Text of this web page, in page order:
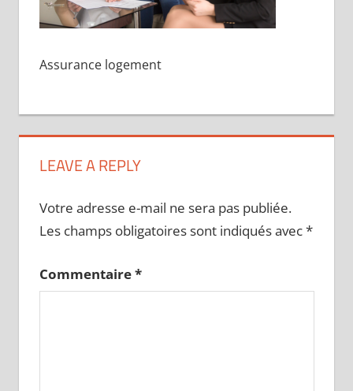
Assurance logement
LEAVE A REPLY
Votre adresse e-mail ne sera pas publiée.
Les champs obligatoires sont indiqués avec*
Commentaire*